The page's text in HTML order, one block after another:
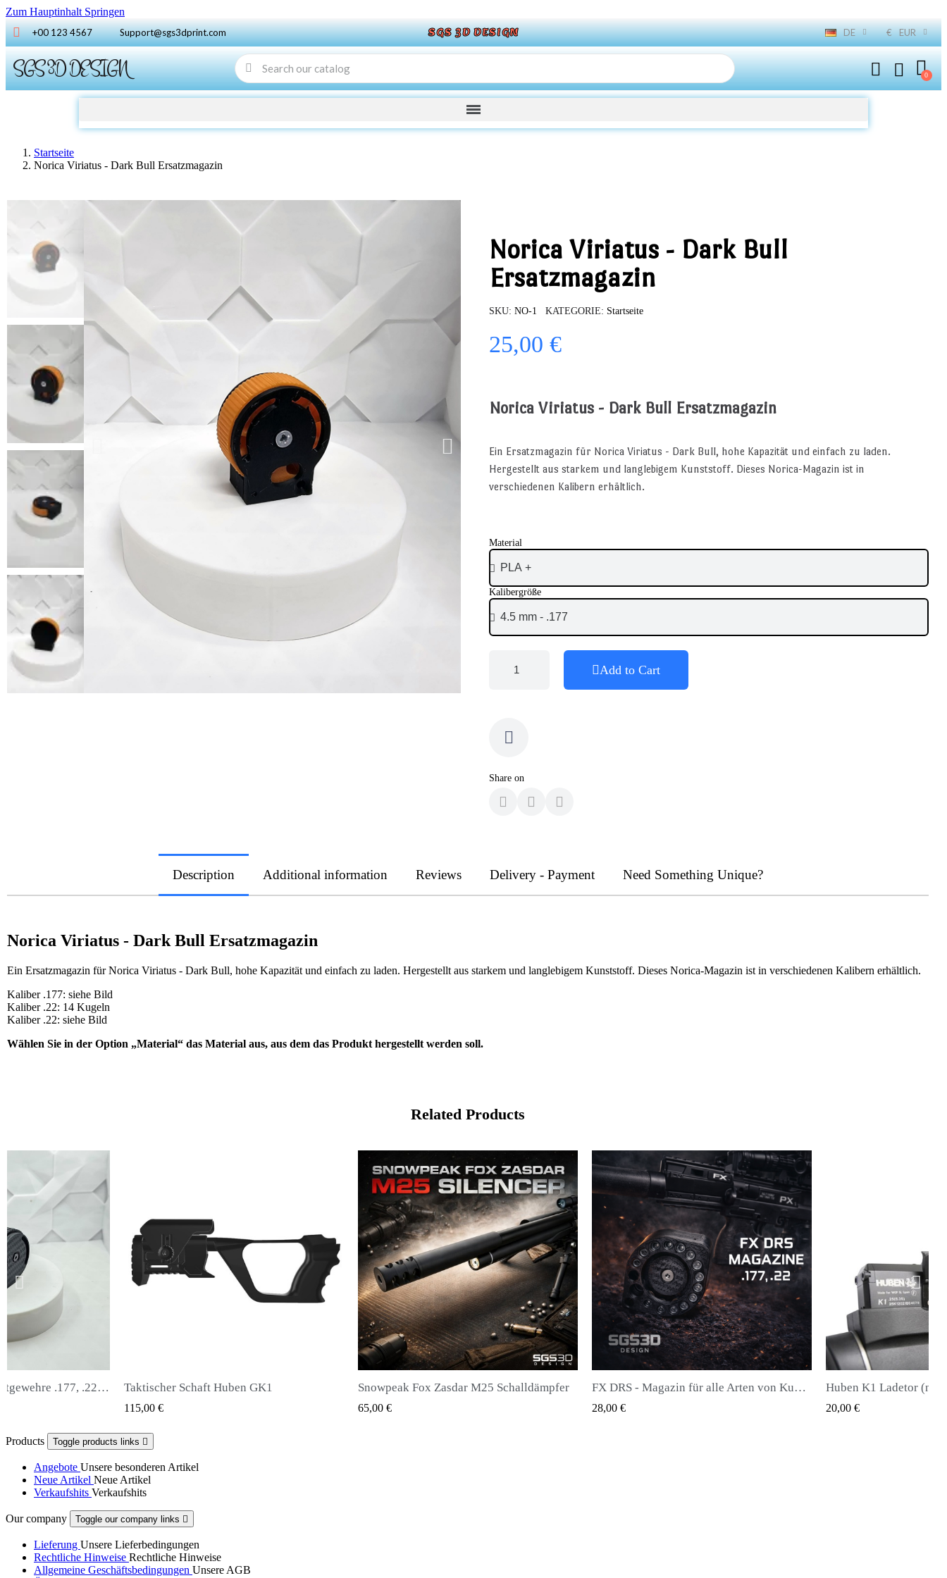
Zum Hauptinhalt Springen
+00 123 4567 Support@sgs3dprint.com SGS 3D DESIGN DE € EUR
SGS 3D DESIGN
Startseite
Norica Viriatus - Dark Bull Ersatzmagazin
Norica Viriatus - Dark Bull
Ersatzmagazin
SKU NO-1 KATEGORIE Startseite
25,00 €
Norica Viriatus - Dark Bull Ersatzmagazin
Ein Ersatzmagazin für Norica Viriatus - Dark Bull, hohe Kapazität und einfach zu laden.
Hergestellt aus starkem und langlebigem Kunststoff. Dieses Norica-Magazin ist in
verschiedenen Kalibern erhältlich.
Material
Kalibergröße
Add to Cart
Share on
Description Additional information Reviews Delivery - Payment Need Something Unique?
Norica Viriatus - Dark Bull Ersatzmagazin
Ein Ersatzmagazin für Norica Viriatus - Dark Bull, hohe Kapazität und einfach zu laden. Hergestellt aus starkem und langlebigem Kunststoff. Dieses Norica-Magazin ist in verschiedenen Kalibern erhältlich.
Kaliber .177: siehe Bild
Kaliber .22: 14 Kugeln
Kaliber .22: siehe Bild
Wählen Sie in der Option „Material“ das Material aus, aus dem das Produkt hergestellt werden soll.
Related Products
QUICK VIEW
Huben GK1 QUICK VIEW
Snowpeak Fox Zasdar M25 Schalldämpfer QUICK VIEW FX DRS - Magazin für alle Arten von Kugeln QUICK VIEW
Huben K1 Ladetor (neueste Generation)
Products Toggle products links 
Angebote Unsere besonderen Artikel
Neue Artikel Neue Artikel
Verkaufshits Verkaufshits
Our company Toggle our company links 
Lieferung Unsere Lieferbedingungen
Rechtliche Hinweise Rechtliche Hinweise
Allgemeine Geschäftsbedingungen Unsere AGB